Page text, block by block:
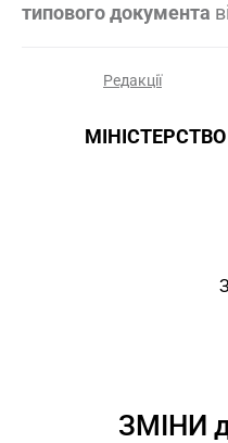
типового документа
Редакції
ЗМІНИ